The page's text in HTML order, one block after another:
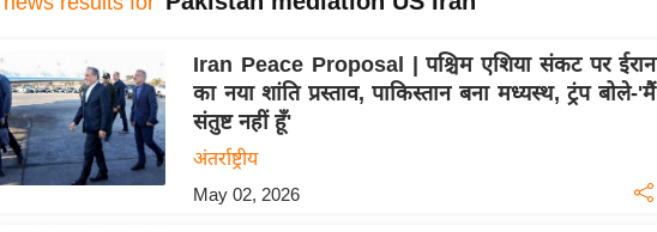
Iran Peace Proposal | पश्चिम एशिया संकट पर ईरान
का नया शांति प्रस्ताव, पाकिस्तान बना मध्यस्थ, ट्रंप बोले-'मैं
संतुष्ट नहीं हूँ'
अंतर्राष्ट्रीय
May 02, 2026